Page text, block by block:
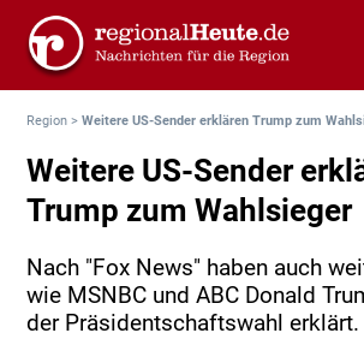
Region >Weitere US-Sender erklären Trump zum
Weitere US-Sender
Trump zum Wahlsieger
Nach "Fox News" haben auch
wie MSNBC und ABC Donald
der Präsidentschaftswahl erklärt.